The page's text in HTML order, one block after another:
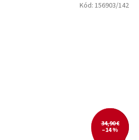
34,90 €
–14 %
Kód: 156903/142